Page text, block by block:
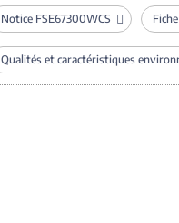
Notice FSE67300WCS
Qualités et caractéristiques